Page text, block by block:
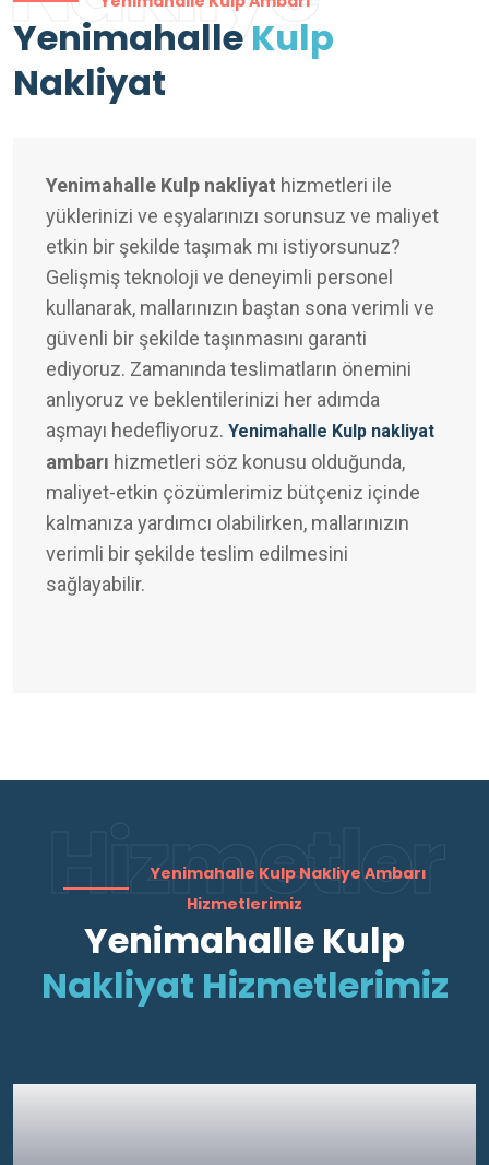
Yenimahalle Kulp
Nakliyat
Yenimahalle Kulp nakliyat hizmetleri ile
yüklerinizi ve eşyalarınızı sorunsuz ve maliyet
etkin bir şekilde taşımak mı istiyorsunuz?
Gelişmiş teknoloji ve deneyimli personel
kullanarak, mallarınızın baştan sona verimli ve
güvenli bir şekilde taşınmasını garanti
ediyoruz. Zamanında teslimatların önemini
anlıyoruz ve beklentilerinizi her adımda
aşmayı hedefliyoruz. Yenimahalle Kulp nakliyat
ambarı hizmetleri söz konusu olduğunda,
maliyet-etkin çözümlerimiz bütçeniz içinde
kalmanıza yardımcı olabilirken, mallarınızın
verimli bir şekilde teslim edilmesini
sağlayabilir.
Hizmetler
Yenimahalle Kulp Nakliye Ambarı
Hizmetlerimiz
Yenimahalle Kulp
Nakliyat Hizmetlerimiz